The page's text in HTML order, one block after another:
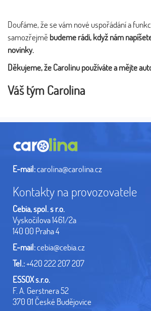
Doufáme, že se vám nové uspořádání a
samozřejměbudeme rádi, když nám
novinky.
Děkujeme, že Carolinu používáte a mějte
Váš tým Carolina
E-mail:carolina@carolina.cz
Kontakty na provozovatele
Cebia, spol. s r.o.
Vyskočilova 1461/2a
140 00 Praha 4
E-mail:cebia@cebia.cz
Tel.:+420 222 207 207
ESSOX s.r.o.
F. A. Gerstnera 52
370 01 České Budějovice